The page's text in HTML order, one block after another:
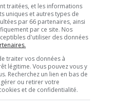
traitées, et les informations
uniques et autres types de
par 66 partenaires, ainsi
par ce site. Nos
d'utiliser des données
traiter vos données à
légitime. Vous pouvez vous y
Recherchez un lien en bas de
ou retirer votre
et de confidentialité.